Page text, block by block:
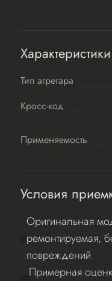
Характеристики
Тип агрегара
Кросс-код
Применяемость
Условия
Оригинальная
ремонтируемая,
повреждений
Примерная